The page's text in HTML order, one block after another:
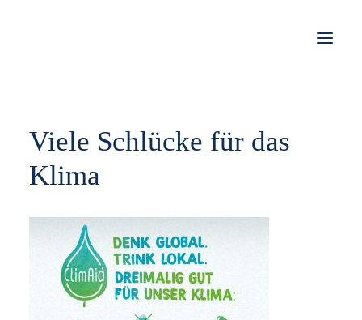
STORIES
SHOP
KONTAKT
IMPRESSUM
Viele Schlücke für das
Klima